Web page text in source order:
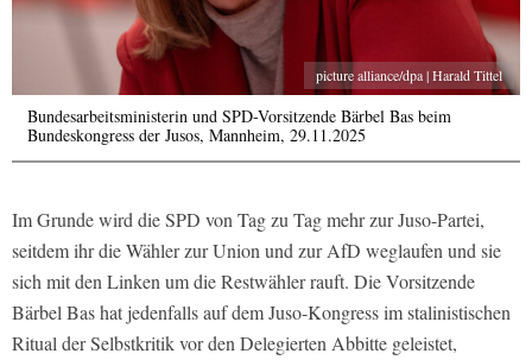
picture alliance/dpa | Harald Tittel
Bundesarbeitsministerin und SPD-Vorsitzende Bärbel Bas beim
Bundeskongress der Jusos, Mannheim, 29.11.2025
Im Grunde wird die SPD von Tag zu Tag mehr zur Juso-Partei,
seitdem ihr die Wähler zur Union und zur AfD weglaufen und sie
sich mit den Linken um die Restwähler rauft. Die Vorsitzende
Bärbel Bas hat jedenfalls auf dem Juso-Kongress im stalinistischen
Ritual der Selbstkritik vor den Delegierten Abbitte geleistet,